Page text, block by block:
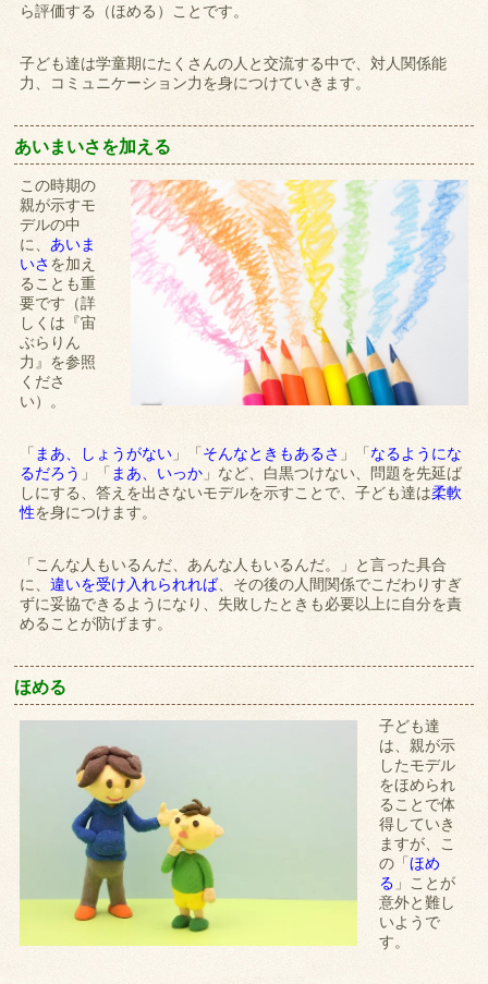
ら評価する（ほめる）ことです。
子ども達は学童期にたくさんの人と交流する中で、対人関係能
力、コミュニケーション力を身につけていきます。
あいまいさを加える
この時期の
親が示すモ
デルの中
に、あいま
いさ を加え
ることも重
要です（詳
しくは『宙
ぶらりん
力』を参照
くださ
い）。
「 まあ、しょうがない 」「 そんなときもあるさ 」「なるようにな
るだろう 」「 まあ、いっか 」など、白黒つけない、問題を先延ば
しにする、答えを出さないモデルを示すことで、子ども達は柔軟
性を身につけます。
「こんな人もいるんだ、あんな人もいるんだ。」と言った具合
に、違いを受け入れられれば、その後の人間関係でこだわりすぎ
ずに妥協できるようになり、失敗したときも必要以上に自分を責
めることが防げます。
ほめる
子ども達
は、親が示
したモデル
をほめられ
ることで体
得していき
ますが、こ
の「ほめ
る 」ことが
意外と難し
いようで
す。